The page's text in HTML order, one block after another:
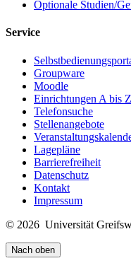
Optionale Studien/
Service
Groupware
Moodle
Einrichtungen A bis Z
Telefonsuche
Stellenangebote
Lagepläne
Barrierefreiheit
Datenschutz
Kontakt
Impressum
© 2026 Universität
Nach oben